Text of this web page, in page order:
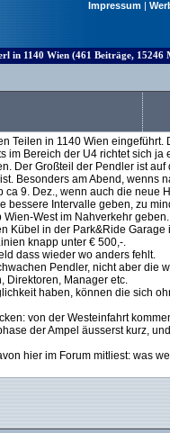
Impressum|
in 1140 Wien (461 Beiträge, 15246
Teilen in 1140 Wien
im Bereich der U4 richtet sich
Der Großteil der Pendler ist
Besonders am Abend, wenns
9. Dez., wenn auch die neue
bessere Intervalle geben, zu
West im Nahverkehr geben.
Kübel in der Park&Ride
knapp unter € 500,-.
dass wieder wo anders fehlt.
Pendler, nicht aber die
Direktoren, Manager etc.
haben, können die sich
von der Westeinfahrt
der Ampel äusserst kurz,
hier im Forum mitliest: was